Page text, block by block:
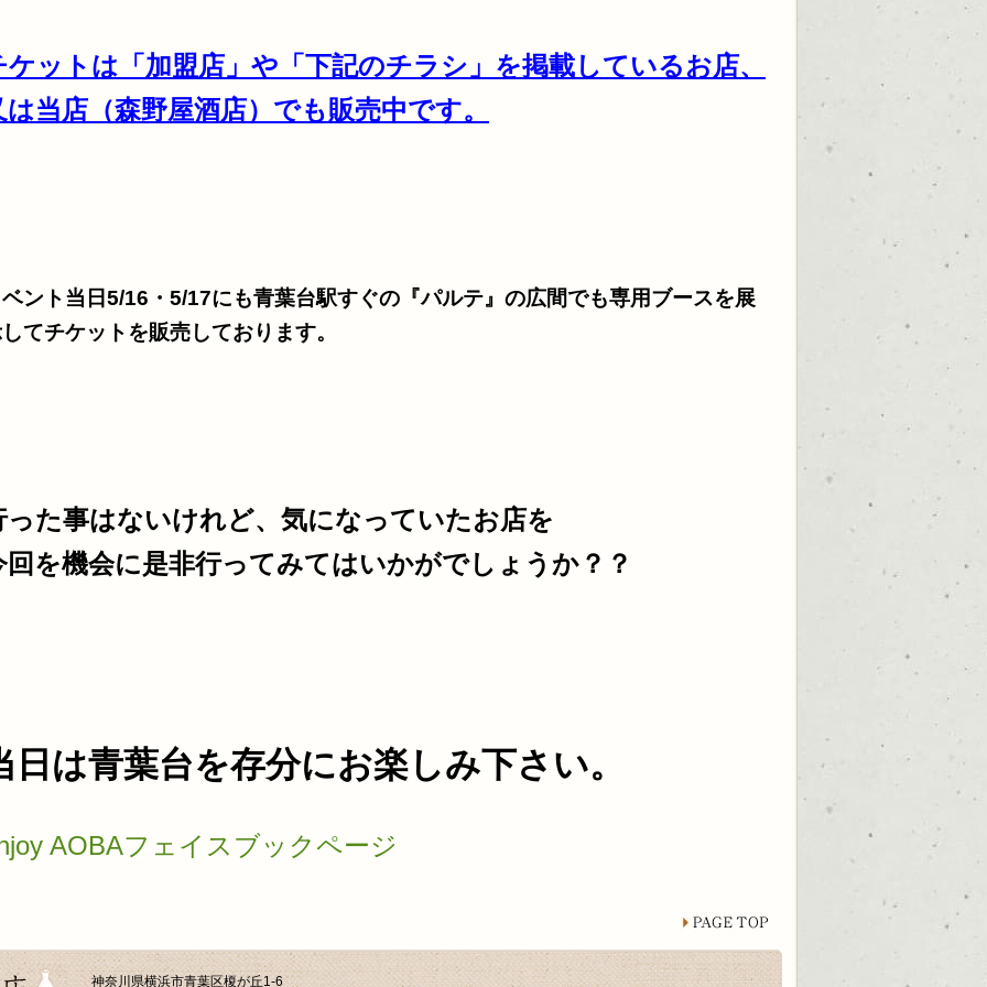
ケットは「加盟店」や「下記のチラシ」を掲載しているお店、
は当店（森野屋酒店）でも販売中です。
ント当日5/16・5/17にも青葉台駅すぐの『パルテ』の広間でも専用ブースを展
てチケットを販売しております。
った事はないけれど、気になっていたお店を
回を機会に是非行ってみてはいかがでしょうか？？
日は青葉台を存分にお楽しみ下さい。
AOBAフェイスブックページ
神奈川県横浜市青葉区榎が丘1-6